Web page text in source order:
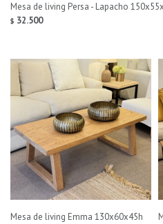
Mesa de living Persa - Lapacho
$ 32.500
Mesa de living Emma 130x60x45h